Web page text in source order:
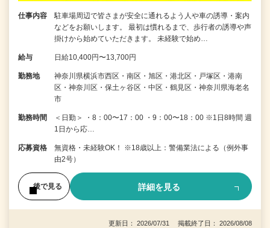
仕事内容
駐車場周辺で皆さまが安全に通れるよう人や車の誘導・案内
などをお願いします。 最初は慣れるまで、歩行者の誘導や声
掛けから始めていただきます。 未経験で始め…
給与 日給10,400円〜13,700円
勤務地
神奈川県横浜市西区・南区・旭区・港北区・戸塚区・港南
区・神奈川区・保土ヶ谷区・中区・鶴見区・神奈川県海老名
市
勤務時間
＜日勤＞ ・8：00〜17：00 ・9：00〜18：00 ※1日8時間 週
1日から応…
応募資格
無資格・未経験OK！ ※18歳以上：警備業法による（例外事
由2号）
後で見る 詳細を見る
更新日： 2026/07/31 掲載終了日： 2026/08/08